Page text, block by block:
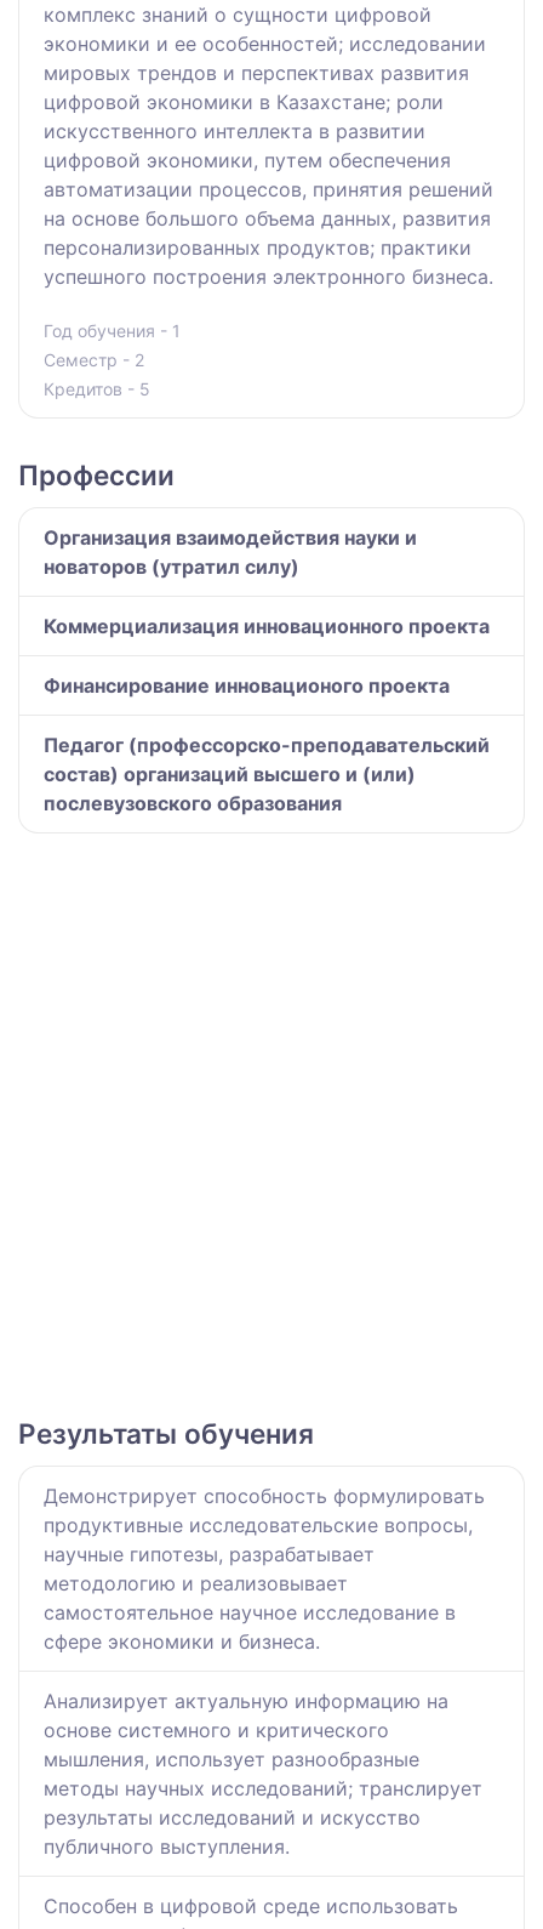
комплекс знаний о сущности цифровой
экономики и ее особенностей; исследовании
мировых трендов и перспективах развития
цифровой экономики в Казахстане; роли
искусственного интеллекта в развитии
цифровой экономики, путем обеспечения
автоматизации процессов, принятия решений
на основе большого объема данных, развития
персонализированных продуктов; практики
успешного построения электронного бизнеса.
Год обучения - 1
Семестр - 2
Кредитов - 5
Профессии
Организация взаимодействия науки и
новаторов (утратил силу)
Коммерциализация инновационного проекта
Финансирование инновационого проекта
Педагог (профессорско-преподавательский
состав) организаций высшего и (или)
послевузовского образования
Результаты обучения
Демонстрирует способность формулировать
продуктивные исследовательские вопросы,
научные гипотезы, разрабатывает
методологию и реализовывает
самостоятельное научное исследование в
сфере экономики и бизнеса.
Анализирует актуальную информацию на
основе системного и критического
мышления, использует разнообразные
методы научных исследований; транслирует
результаты исследований и искусство
публичного выступления.
Способен в цифровой среде использовать